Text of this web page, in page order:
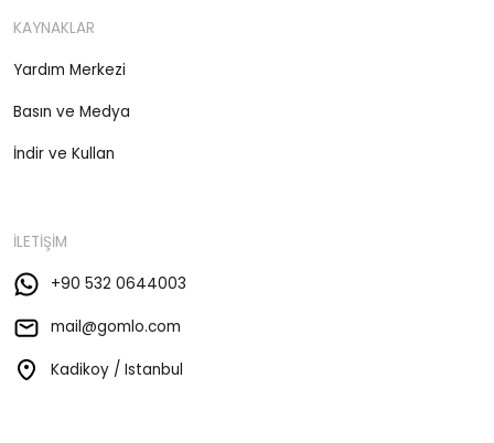
KAYNAKLAR
Yardım Merkezi
Basın ve Medya
İndir ve Kullan
İLETİŞİM
+90 532 0644003
mail@gomlo.com
Kadikoy / Istanbul